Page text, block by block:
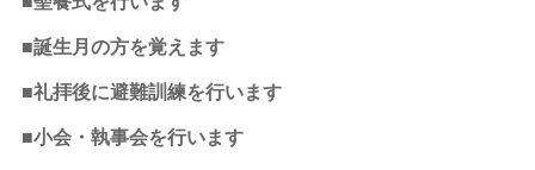
■誕生月の方を覚えます
■礼拝後に避難訓練を行います
■小会・執事会を行います